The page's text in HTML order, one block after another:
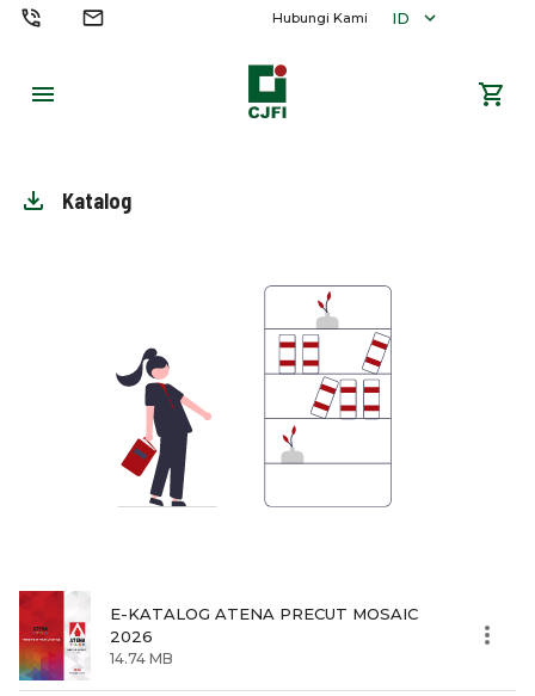
Hubungi Kami ID
Katalog
E-KATALOG ATENA PRECUT MOSAIC
2026
14.74 MB